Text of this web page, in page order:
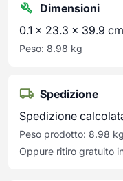
Dimensioni
0.1 × 23.3 × 39.9 cm
Peso: 8.98 kg
Spedizione
Spedizione
Peso prodotto: 8.98 kg
Oppure ritiro gratuito